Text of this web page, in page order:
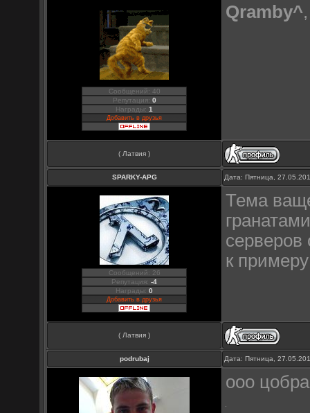
Сообщений: 40
Репутация: 0
Награды:1
Добавить в друзья
Qramby^
( Латвия )
SPARKY-APG Дата: Пятница,
Сообщений: 26
Репутация:-4
Награды:0
Добавить в друзья
Тема
серверов
к
( Латвия )
podrubaj Дата: Пятница,
ооо